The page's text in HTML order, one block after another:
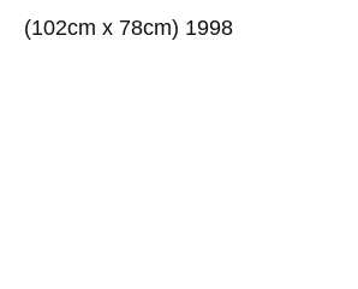
(102cm x 78cm) 1998